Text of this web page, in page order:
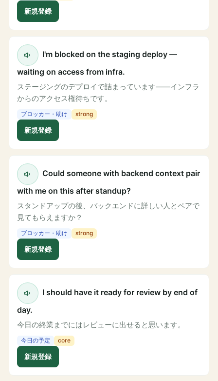
新規登録
I'm blocked on the staging deploy —
waiting on access from infra.
ステージングのデプロイで詰まっています——インフラ
からのアクセス権待ちです。
ブロッカー・助け strong
新規登録
Could someone with backend context pair
with me on this after standup?
スタンドアップの後、バックエンドに詳しい人とペアで
見てもらえますか？
ブロッカー・助け strong
新規登録
I should have it ready for review by end of
day.
今日の終業までにはレビューに出せると思います。
今日の予定 core
新規登録